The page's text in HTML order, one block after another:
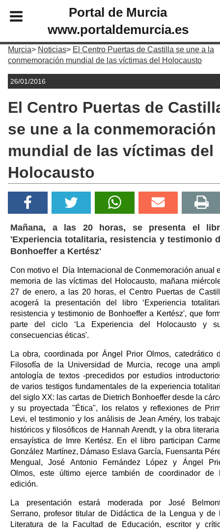
Portal de Murcia
www.portaldemurcia.es
Murcia Noticias
El Centro Puertas de Castilla se une a la
conmemoración mundial de las víctimas del Holocausto
26/01/2016
El Centro Puertas de
se une a la conmemoración
mundial de las víctimas del
Holocausto
Mañana, a las 20 horas, se presenta el
'Experiencia totalitaria, resistencia y testimonio
Bonhoeffer a Kertész'
Con motivo el Día Internacional de Conmemoración anual
memoria de las víctimas del Holocausto, mañana
27 de enero, a las 20 horas, el Centro Puertas de
acogerá la presentación del libro ‘Experiencia
resistencia y testimonio de Bonhoeffer a Kertész', que
parte del ciclo ‘La Experiencia del Holocausto y
consecuencias éticas'.
La obra, coordinada por Ángel Prior Olmos, catedrático
Filosofía de la Universidad de Murcia, recoge una
antología de textos -precedidos por estudios
de varios testigos fundamentales de la experiencia
del siglo XX: las cartas de Dietrich Bonhoeffer desde la
y su proyectada "Ética", los relatos y reflexiones de
Levi, el testimonio y los análisis de Jean Améry, los
históricos y filosóficos de Hannah Arendt, y la obra
ensayística de Imre Kertész. En el libro participan
González Martínez, Dámaso Eslava García, Fuensanta
Mengual, José Antonio Fernández López y Ángel
Olmos, este último ejerce también de coordinador de
edición.
La presentación estará moderada por José
Serrano, profesor titular de Didáctica de la Lengua y de
Literatura de la Facultad de Educación, escritor y